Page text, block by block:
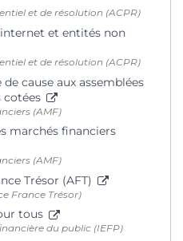
et de résolution (ACPR)
et entités non
et de résolution (ACPR)
cause aux assemblées
cotées
(AMF)
marchés financiers
(AMF)
Trésor (AFT)
France Trésor)
tous
du public (IEFP)